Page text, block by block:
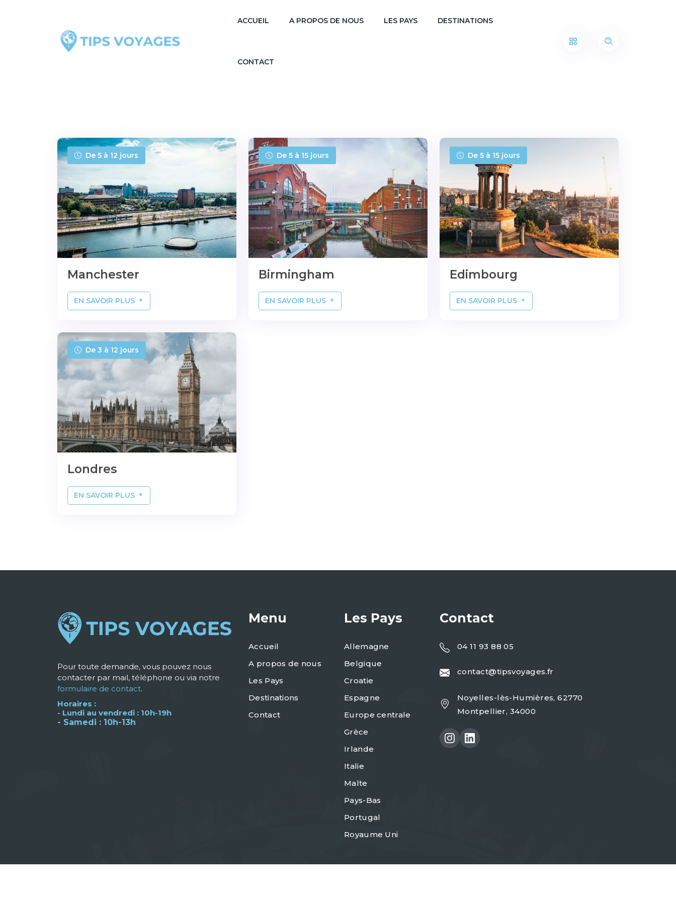
ACCUEIL A PROPOS DE NOUS LES PAYS DESTINATIONS
CONTACT
De 5 à 12 jours
Manchester
EN SAVOIR PLUS
De 5 à 15 jours
Birmingham
EN SAVOIR PLUS
De 5 à 15 jours
Edimbourg
EN SAVOIR PLUS
De 3 à 12 jours
Londres
EN SAVOIR PLUS
Pour toute demande, vous pouvez nous
contacter par mail, téléphone ou via notre
formulaire de contact.
Horaires :
- Lundi au vendredi : 10h-19h
- Samedi : 10h-13h
Menu
Accueil
A propos de nous
Les Pays
Destinations
Contact
Les Pays
Allemagne
Belgique
Croatie
Espagne
Europe centrale
Grèce
Irlande
Italie
Malte
Pays-Bas
Portugal
Royaume Uni
Contact
04 11 93 88 05
contact@tipsvoyages.fr
Noyelles-lès-Humières, 62770
Montpellier, 34000